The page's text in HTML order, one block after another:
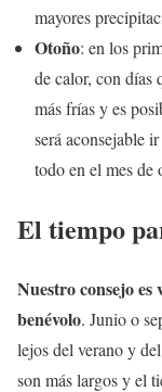
mayores
Otoño: en los
de calor, con días
más frías y es
será aconsejable
todo en el mes de
El tiempo
Nuestro consejo
benévolo. Junio o
lejos del verano y
son más largos y el